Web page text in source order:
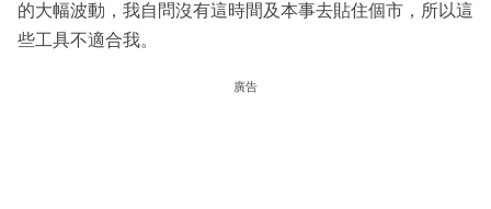
的大幅波動，我自問沒有這時間及本事去貼住個市，所以這
些工具不適合我。
廣告